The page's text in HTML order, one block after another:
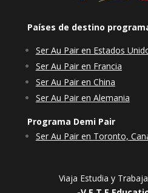
Países de destino
Ser Au Pair en Estados
Ser Au Pair en Francia
Ser Au Pair en China
Ser Au Pair en Alemania
Programa Demi Pair
Ser Au Pair en Toronto,
Viaja Estudia y